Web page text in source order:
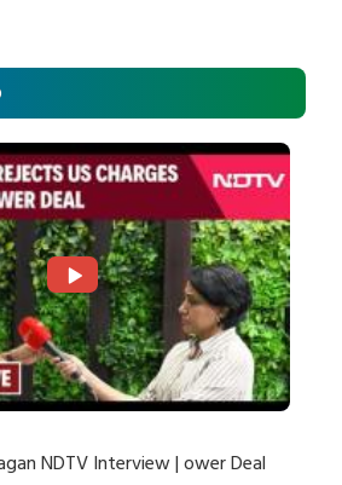
NDTV Interview | ower Deal